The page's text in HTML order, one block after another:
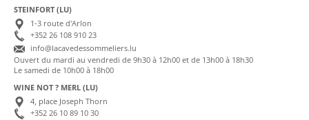
STEINFORT (LU)
1-3 route d'Arlon
+352 26 108 910 23
info@lacavedessommeliers.lu
Ouvert du mardi au vendredi de 9h30 à 12h00 et de 13h00 à 18h30
Le samedi de 10h00 à 18h00
WINE NOT ? MERL (LU)
4, place Joseph Thorn
+352 26 10 89 10 30